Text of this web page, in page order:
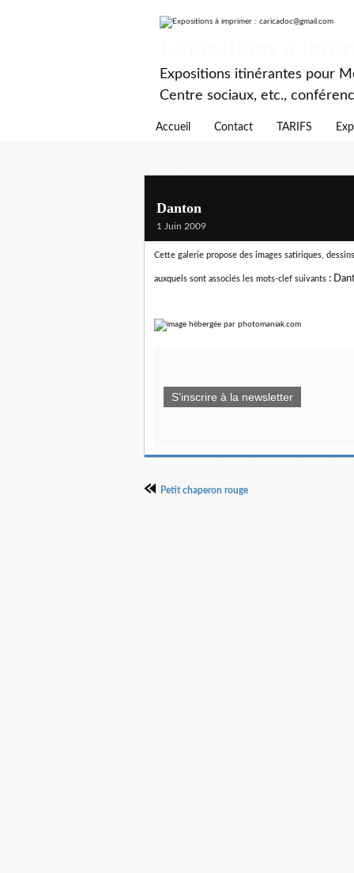
Expositions itinérantes pour
Centre sociaux, etc.,
Accueil Contact TARIFS
Danton
1 Juin 2009
Cette galerie propose des images satiriques,
auxquels sont associés les mots-clef suivants :
S'inscrire à la newsletter
Petit chaperon rouge